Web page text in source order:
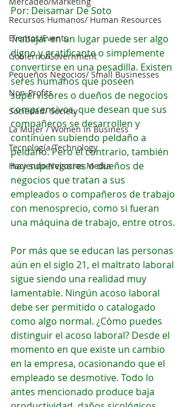
Recursos Humanos/ Human Resources
Eventos/Events
Gobierno/Government
Pequeños Negocios/ Small Businesses
Non-Profits
Sociedad/ Society
La Mujer / Women in Business
Tecnología/Technology
Haciendo Negocios Media
Por: Deisamar De Soto
Trabajar en un lugar puede ser algo
digno y gratificante o simplemente
convertirse en una pesadilla. Existen
seres humanos que poseen
supervisores o dueños de negocios
comprensivos, que desean que sus
compañeros se desarrollen y
continúen subiendo peldaño a
peldaño. Pero el contrario, también
hay supervisores o dueños de
negocios que tratan a sus
empleados o compañeros de trabajo
con menosprecio, como si fueran
una máquina de trabajo, entre otros.
Por más que se educan las personas
aún en el siglo 21, el maltrato laboral
sigue siendo una realidad muy
lamentable. Ningún acoso laboral
debe ser permitido o catalogado
como algo normal. ¿Cómo puedes
distinguir el acoso laboral? Desde el
momento en que existe un cambio
en la empresa, ocasionando que el
empleado se desmotive. Todo lo
antes mencionado produce baja